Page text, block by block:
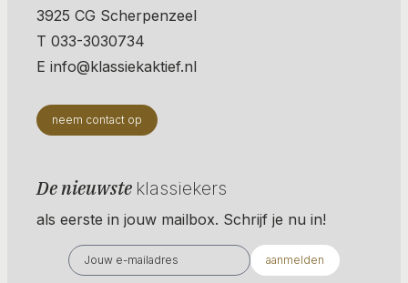
3925 CG Scherpenzeel
T 033-3030734
E info@klassiekaktief.nl
neem contact op
De nieuwste klassiekers
als eerste in jouw mailbox. Schrijf je nu in!
aanmelden